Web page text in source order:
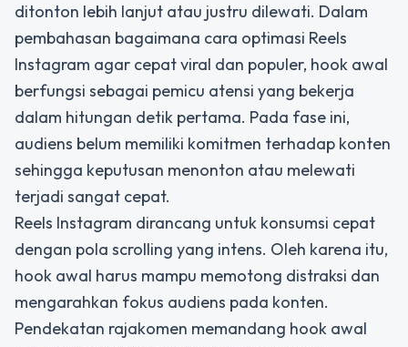
ditonton lebih lanjut atau justru dilewati. Dalam
pembahasan bagaimana cara optimasi Reels
Instagram agar cepat viral dan populer, hook awal
berfungsi sebagai pemicu atensi yang bekerja
dalam hitungan detik pertama. Pada fase ini,
audiens belum memiliki komitmen terhadap konten
sehingga keputusan menonton atau melewati
terjadi sangat cepat.
Reels Instagram dirancang untuk konsumsi cepat
dengan pola scrolling yang intens. Oleh karena itu,
hook awal harus mampu memotong distraksi dan
mengarahkan fokus audiens pada konten.
Pendekatan rajakomen memandang hook awal